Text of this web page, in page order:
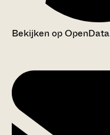
Bekijken op OpenData